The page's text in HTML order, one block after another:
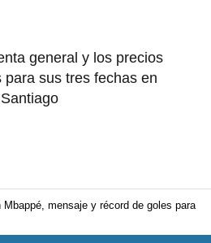
general y los precios
para sus tres fechas en
Santiago
Mbappé, mensaje y récord de goles para